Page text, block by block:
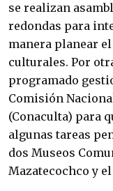
se realizan
redondas para
manera planear
culturales. Por
programado
Comisión
(Conaculta) para
algunas tareas
dos Museos
Mazatecochco y